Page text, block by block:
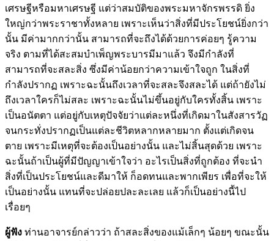
เศรษฐีหรือมหาเศรษฐี แต่ว่าสมบัติของพระมหาจักรพรรดิ ยิ่ง
ใหญ่กว่าพระราชาทั้งหลาย เพราะเห็นว่าสิ่งที่มีประโยชน์ยิ่งกว่า
นั้น มีค่ามากกว่านั้น สามารถที่จะถึงได้ด้วยการค่อยๆ รู้ความ
จริง ตามที่ได้สะสมบำเพ็ญพระบารมีมาแล้ว จึงมีกำลังที่
สามารถที่จะสละสิ่ง ซึ่งมีค่าน้อยกว่าความเข้าใจถูก ในสิ่งที่
กำลังปรากฏ เพราะฉะนั้นถึงเวลาที่จะสละจึงสละได้ แต่ถ้ายังไม่
ถึงเวลาใครก็ไม่สละ เพราะฉะนั้นไม่ขึ้นอยู่กับใครทั้งสิ้น เพราะ
เป็นอนัตตา แต่อยู่กับเหตุปัจจัยว่าแต่ละหนึ่งที่เกิดมาในสังสารวัฏ
จนกระทั่งปรากฏเป็นแต่ละชีวิตหลากหลายมาก ตั้งแต่เกิดจน
ตาย เพราะมีเหตุที่จะต้องเป็นอย่างนั้น และไม่สิ้นสุดด้วย เพราะ
ฉะนั้นถ้าเป็นผู้ที่มีปัญญาเข้าใจว่า อะไรเป็นสิ่งที่ถูกต้อง ที่จะนำ
สิ่งที่เป็นประโยชน์และดีมาให้ ก็อดทนและพากเพียร เพื่อที่จะให้
เป็นอย่างนั้น แทนที่จะปล่อยปละละเลย แล้วก็เป็นอย่างนี้ไป
เรื่อยๆ
ผู้ฟัง ท่านอาจารย์กล่าวว่า ถ้าสละสิ่งของแม้เล็กๆ น้อยๆ ขณะนั้น